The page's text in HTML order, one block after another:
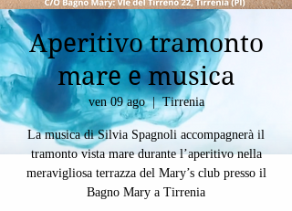
Aperitivo tramonto
mare e musica
ven 09 ago
  |
Tirrenia
La musica di Silvia Spagnoli accompagnerà il
tramonto vista mare durante l’aperitivo nella
meravigliosa terrazza del Mary’s club presso il
Bagno Mary a Tirrenia